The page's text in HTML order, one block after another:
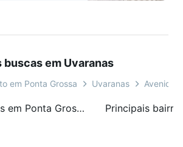
em Uvaranas
em Ponta Grossa Uvaranas Avenida
Principais bairros em Ponta Grossa, PR